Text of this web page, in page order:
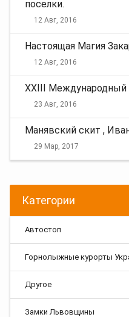
поселки.
12 Авг, 2016
Настоящая Магия
12 Авг, 2016
XXIII Международный
23 Авг, 2016
Манявский скит ,
29 Мар, 2017
Категории
Автостоп
Горнолыжные курорты
Другое
Замки Львовщины